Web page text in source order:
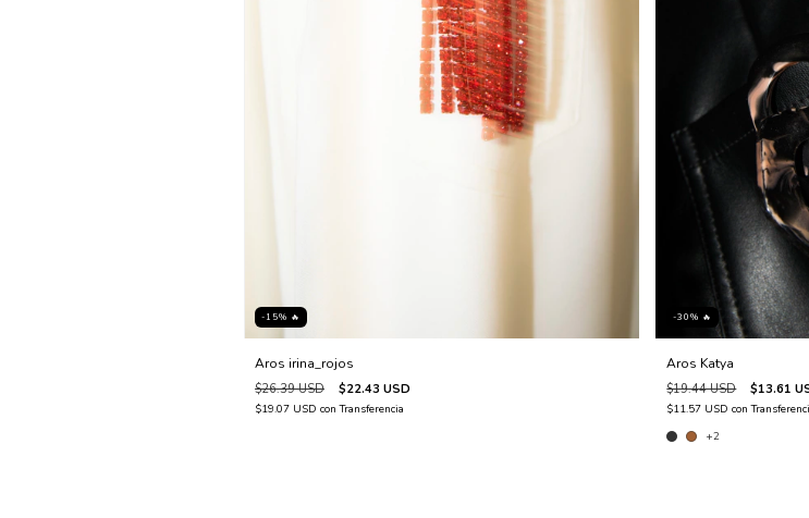
-15% 🔥
Aros irina_rojos
$26.39 USD $22.43 USD
$19.07 USD con Transferencia
-30% 🔥
Aros Katya
$19.44 USD $13.61
$11.57 USDcon
+2